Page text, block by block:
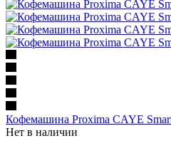
Кофемашина Proxima CAYE
Нет в наличии